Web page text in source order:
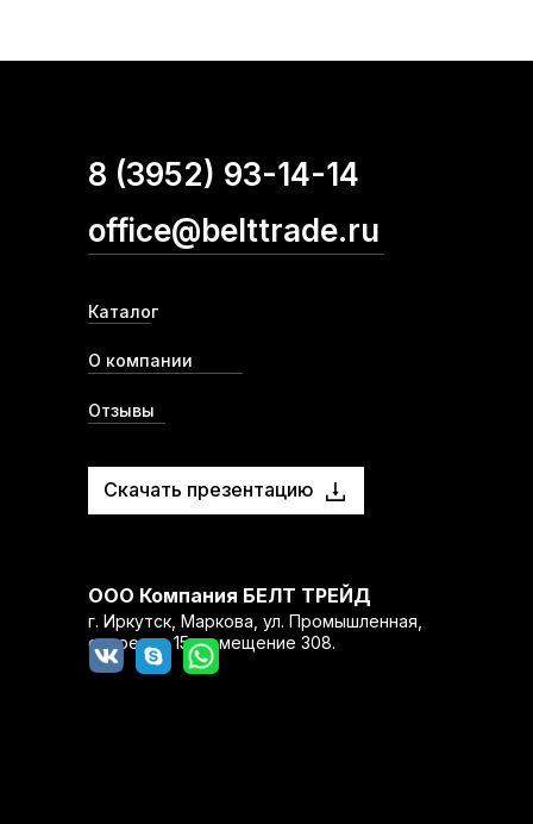
8 (3952) 93-14-14
office@belttrade.ru
г. Иркутск, Маркова, ул. Промышленная,
строение 15, помещение 308.
ООО Компания БЕЛТ ТРЕЙД
Каталог
О компании
Отзывы
Скачать презентацию